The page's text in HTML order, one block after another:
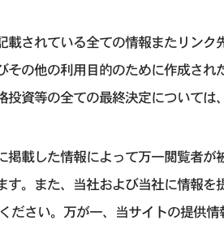
載されている全ての情報またリンク
その他の利用目的のために作成さ
投資等の全ての最終決定について
掲載した情報によって万一閲覧者
す。また、当社および当社に情報
ださい。万が一、当サイトの提供